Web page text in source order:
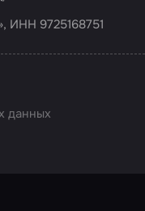
ИНН 9725168751
данных